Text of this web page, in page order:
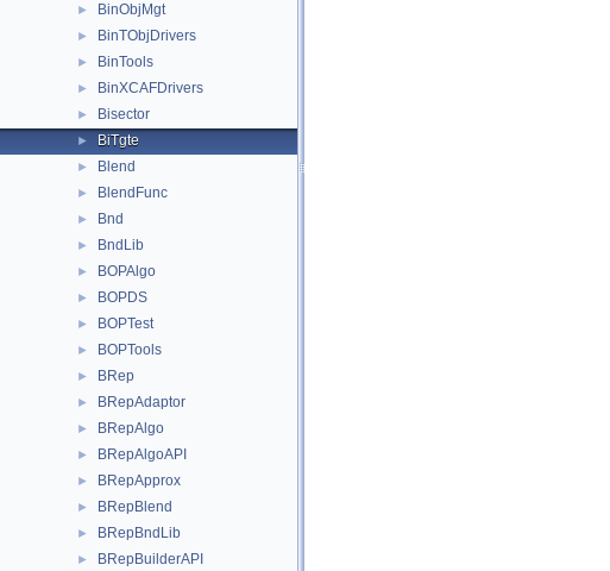
► BinObjMgt
► BinTObjDrivers
► BinTools
► BinXCAFDrivers
► Bisector
► BiTgte
► Blend
► BlendFunc
► Bnd
► BndLib
► BOPAlgo
► BOPDS
► BOPTest
► BOPTools
► BRep
► BRepAdaptor
► BRepAlgo
► BRepAlgoAPI
► BRepApprox
► BRepBlend
► BRepBndLib
► BRepBuilderAPI